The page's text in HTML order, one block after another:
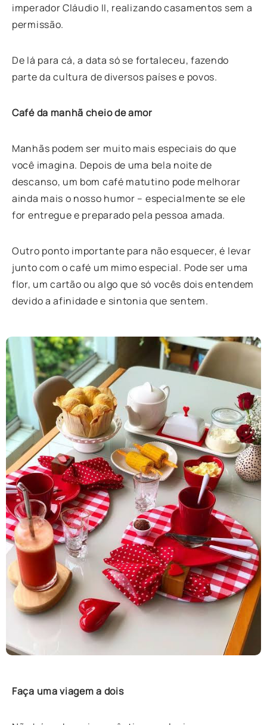
imperador Cláudio II, realizando casamentos sem a
permissão.
De lá para cá, a data só se fortaleceu, fazendo
parte da cultura de diversos países e povos.
Café da manhã cheio de amor
Manhãs podem ser muito mais especiais do que
você imagina. Depois de uma bela noite de
descanso, um bom café matutino pode melhorar
ainda mais o nosso humor – especialmente se ele
for entregue e preparado pela pessoa amada.
Outro ponto importante para não esquecer, é levar
junto com o café um mimo especial. Pode ser uma
flor, um cartão ou algo que só vocês dois entendem
devido a afinidade e sintonia que sentem.
Faça uma viagem a dois